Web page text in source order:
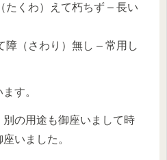
たくわ）えて朽ちず – 長い
障（さわり）無し – 常用し
す。
の用途も御座いまして時
いました。